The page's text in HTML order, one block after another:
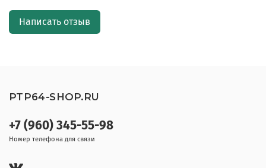
Написать отзыв
+7 (960) 345-55-98
Номер телефона для связи
PTP64-SHOP.RU